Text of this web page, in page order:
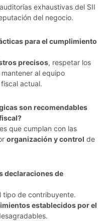
exhaustivas del SII
del negocio.
para el cumplimiento
precisos, respetar los
al equipo
actual.
son recomendables
que cumplan con las
organización y control de
declaraciones de
tipo de contribuyente.
establecidos por el